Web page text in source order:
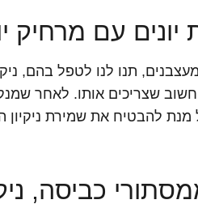
עם מרחיק
תנו לנו לטפל בהם,
שצריכים אותו. לאחר
מנת להבטיח את שמירת
כביסה,